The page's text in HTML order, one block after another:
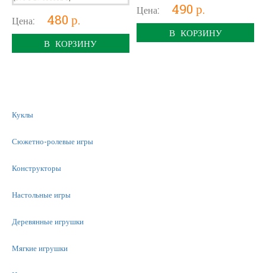
Цена: 480 р.
В КОРЗИНУ
Цена: 490 р.
В КОРЗИНУ
Куклы
Сюжетно-ролевые игры
Конструкторы
Настольные игры
Деревянные игрушки
Мягкие игрушки